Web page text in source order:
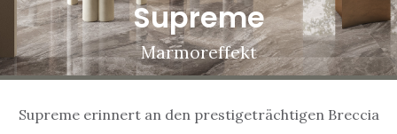
Supreme
Marmoreffekt
Supreme erinnert an den prestigeträchtigen Breccia